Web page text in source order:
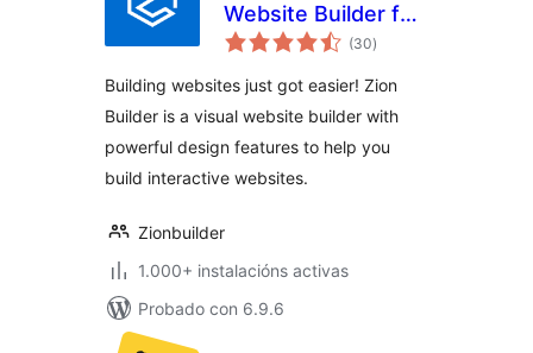
Website Builder for
Speed & Creativity
(30valoracións
totais
)
Building websites just got easier! Zion
Builder is a visual website builder with
powerful design features to help you
build interactive websites.
Zionbuilder
1.000+ instalacións activas
Probado con 6.9.6